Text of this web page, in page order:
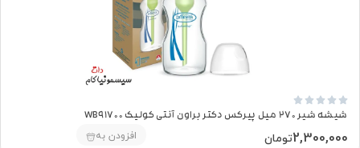





شیشه شیر 270 میل پیرکس دکتر براون آنتی کولیک WB91700
2,300,000تومان افزودن به